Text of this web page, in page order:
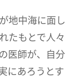
地中海に面し
たもとで人々
医師が、自分
にあろうとす